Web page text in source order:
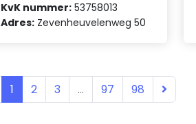
KvK nummer: 53758013
Adres: Zevenheuvelenweg 50
1 2 3 ... 97 98